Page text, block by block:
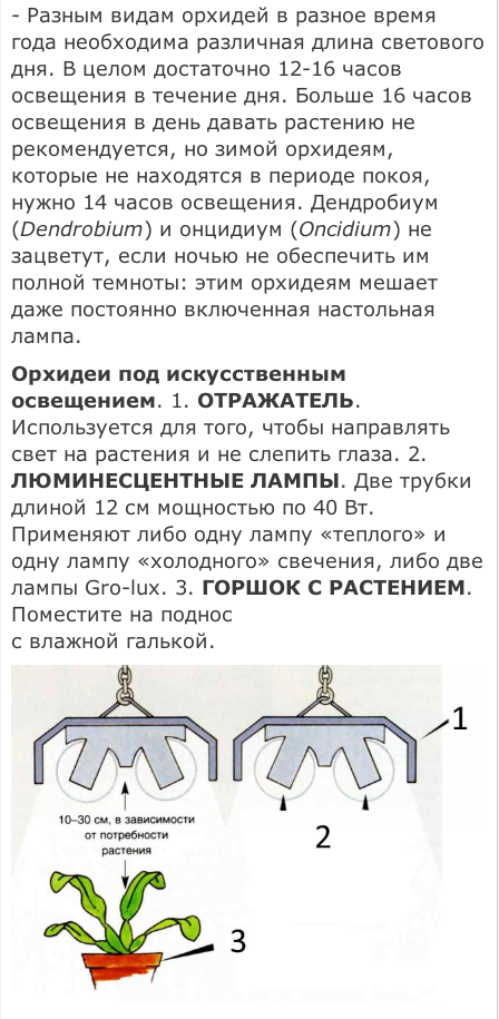
- Разным видам орхидей в разное время
года необходима различная длина светового
дня. В целом достаточно 12-16 часов
освещения в течение дня. Больше 16 часов
освещения в день давать растению не
рекомендуется, но зимой орхидеям,
которые не находятся в периоде покоя,
нужно 14 часов освещения. Дендробиум
(Dendrobium) и онцидиум (Oncidium) не
зацветут, если ночью не обеспечить им
полной темноты: этим орхидеям мешает
даже постоянно включенная настольная
лампа.
Орхидеи под искусственным
освещением. 1. ОТРАЖАТЕЛЬ.
Используется для того, чтобы направлять
свет на растения и не слепить глаза. 2.
ЛЮМИНЕСЦЕНТНЫЕ ЛАМПЫ. Две трубки
длиной 12 см мощностью по 40 Вт.
Применяют либо одну лампу «теплого» и
одну лампу «холодного» свечения, либо две
лампы Gro-lux. 3. ГОРШОК С РАСТЕНИЕМ.
Поместите на поднос
с влажной галькой.